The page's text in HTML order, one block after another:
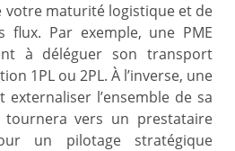
votre maturité logistique et de
flux. Par exemple, une PME
à déléguer son transport
1PL ou 2PL. À l’inverse, une
l’ensemble de sa
tournera vers un prestataire
un pilotage stratégique